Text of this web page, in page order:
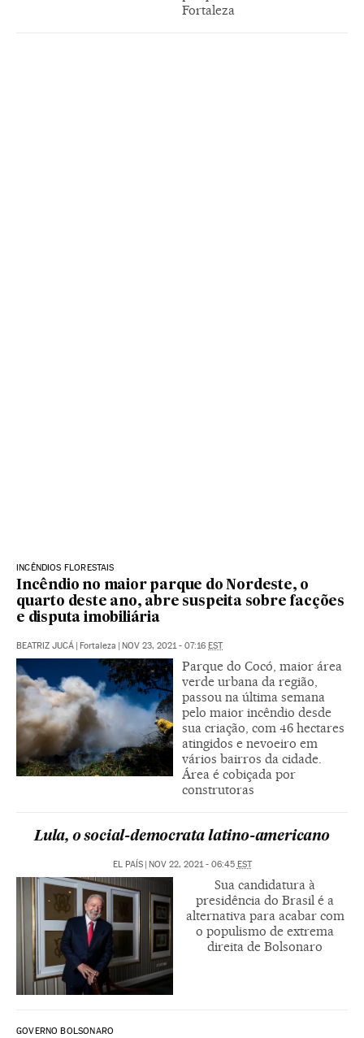
Fortaleza
INCÊNDIOS FLORESTAIS
Incêndio no maior parque do Nordeste, o
quarto deste ano, abre suspeita sobre facções
e disputa imobiliária
BEATRIZ JUCÁ | Fortaleza | NOV 23, 2021 - 07:16 EST
Parque do Cocó, maior área
verde urbana da região,
passou na última semana
pelo maior incêndio desde
sua criação, com 46 hectares
atingidos e nevoeiro em
vários bairros da cidade.
Área é cobiçada por
construtoras
Lula, o social-democrata latino-americano
EL PAÍS | NOV 22, 2021 - 06:45 EST
Sua candidatura à
presidência do Brasil é a
alternativa para acabar com
o populismo de extrema
direita de Bolsonaro
GOVERNO BOLSONARO